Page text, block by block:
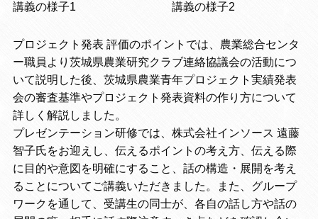
講義の様子1 講義の様子2
プロジェクト発表 評価のポイントでは、農業総合センタ
ー職員より茨城県農業研究クラブ連絡協議会の活動につ
いて説明した後、茨城県農業青年プロジェクト実績発表
会の審査基準やプロジェクト発表資料の作り方について
詳しく解説しました。
プレゼンテーション研修では、株式会社インソース 遠藤
智子氏をお迎えし、伝えるポイントの考え方、伝える際
に目的や意図を明確にすること、話の構造・展開を考え
ることについてご講義いただきました。また、グループ
ワークを通して、受講生の同士が、各自の話し方や話の